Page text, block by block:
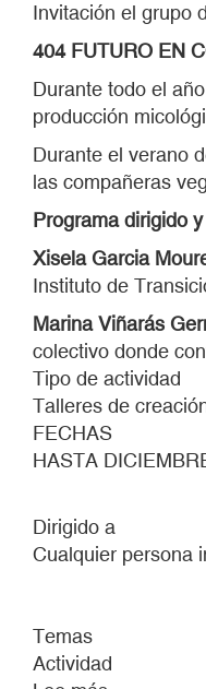
Invitación el grupo
404 FUTURO EN
Durante todo el
producción
Durante el verano
las compañeras
Programa dirigido
Xisela Garcia
Instituto de
Marina Viñarás
colectivo donde
Tipo de actividad
Talleres de
FECHAS
HASTA
Dirigido a
Cualquier persona
Temas
Actividad